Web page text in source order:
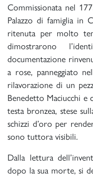
Commissionata nel
Palazzo di famiglia in
ritenuta per molto
dimostrarono
documentazione
a rose, panneggiato
rilavorazione di un
Benedetto Maciucchi e
testa bronzea, stese
schizzi d’oro per
sono tuttora visibili.
Dalla lettura
dopo la sua morte, si